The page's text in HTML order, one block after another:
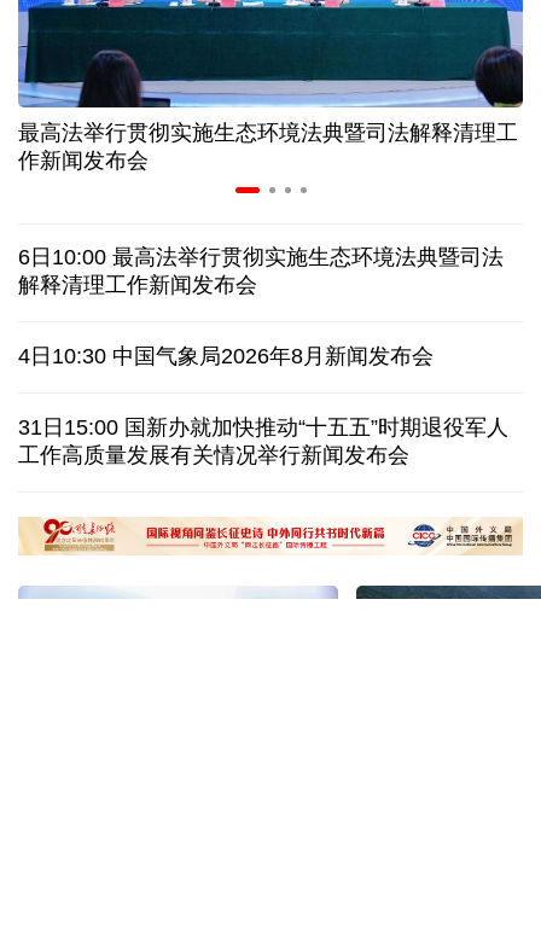
上半年医药工业创新加速突破 研发实力不断提升
夏日经济乘“热”而上 消费市场向“新”而行
南京大屠杀历史不容篡改 日本打“核爆”牌洗不掉血债
深山里的全球冠军：海外“Z世代”在黔读懂中国机遇
俄驻日大使：日本推翻“无核三原则”将招致邻国反制
全球媒体聚焦丨大白兔奶糖包装走红西方社交媒体
最高法举行贯彻实施生态环境法典暨司法解释清理工
作新闻发布会
6日10:00 最高法举行贯彻实施生态环境法典暨司法
解释清理工作新闻发布会
4日10:30 中国气象局2026年8月新闻发布会
31日15:00 国新办就加快推动“十五五”时期退役军人
工作高质量发展有关情况举行新闻发布会